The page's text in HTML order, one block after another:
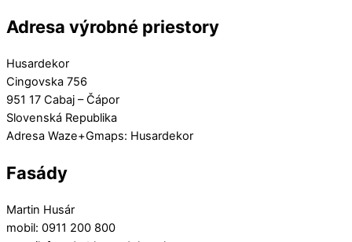
Adresa výrobné priestory
Husardekor
Cingovska 756
951 17 Cabaj – Čápor
Slovenská Republika
Adresa Waze+Gmaps: Husardekor
Fasády
Martin Husár
mobil: 0911 200 800